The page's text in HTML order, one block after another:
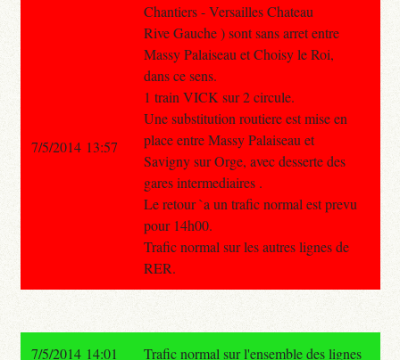
Chantiers - Versailles Chateau
Rive Gauche ) sont sans arret entre
Massy Palaiseau et Choisy le Roi,
dans ce sens.
1 train VICK sur 2 circule.
Une substitution routiere est mise en
place entre Massy Palaiseau et
Savigny sur Orge, avec desserte des
gares intermediaires .
Le retour `a un trafic normal est prevu
pour 14h00.
Trafic normal sur les autres lignes de
RER.
7/5/2014 13:57
7/5/2014 14:01
Trafic normal sur l'ensemble des lignes